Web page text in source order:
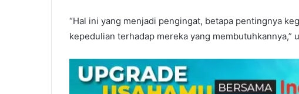
“Hal ini yang menjadi pengingat, betapa pentingnya
kepedulian terhadap mereka yang membutuhkannya,”